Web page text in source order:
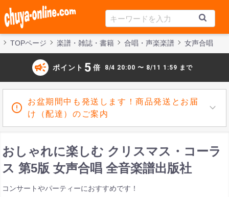
TOPページ 楽譜・雑誌・書籍 合唱・声楽楽譜 女声合唱
campaign ポイント 5 倍 8/4 20:00 〜 8/11 1:59 まで
お盆期間中も発送します！商品発送とお届
け（配達）のご案内
おしゃれに楽しむ クリスマス・コーラ
ス 第5版 女声合唱 全音楽譜出版社
コンサートやパーティーにおすすめです！